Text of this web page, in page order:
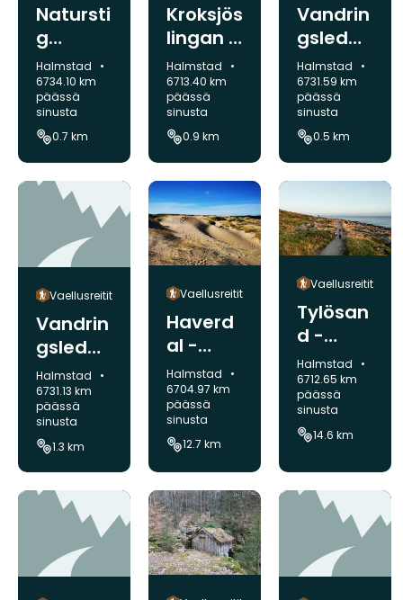
Natursti
g
genväg
1 mars -
31 maj
700 m
Kunta:
Halmstad
6734.10 km
päässä
sinusta
0.7 km
Kroksjös
lingan 1
km
Kunta:
Halmstad
6713.40 km
päässä
sinusta
0.9 km
Vandrin
gsled
till
utsiktsp
unkt
Kunta:
Halmstad
6731.59 km
päässä
sinusta
0.5 km
Vaellusreitit
Vandrin
gsled
1,3 km
Kunta:
Halmstad
6731.13 km
päässä
sinusta
1.3 km
Vaellusreitit
Haverd
al -
Tylösan
d,
Halland
sleden
Kunta:
Halmstad
6704.97 km
päässä
sinusta
12.7 km
Vaellusreitit
Tylösan
d -
Halmst
ad C,
Halland
sleden
Kunta:
Halmstad
6712.65 km
päässä
sinusta
14.6 km